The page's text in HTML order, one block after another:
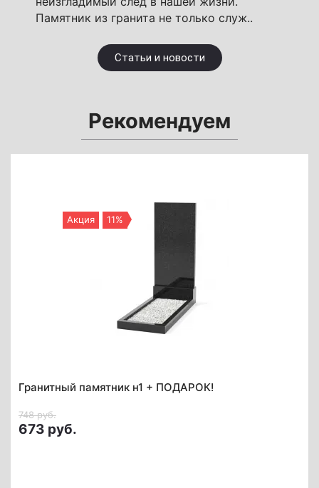
Памятник из гранита не только служ..
Статьи и новости
Рекомендуем
Акция 11%
Гранитный памятник н1 + ПОДАРОК!
748 руб.
673 руб.